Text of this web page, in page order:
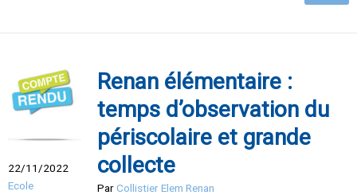
22/11/2022
Ecole
Renan élémentaire :
temps d’observation du
périscolaire et grande
collecte
ParCollistier Elem Renan